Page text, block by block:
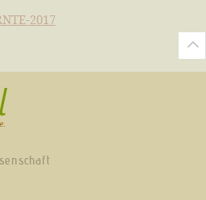
2017